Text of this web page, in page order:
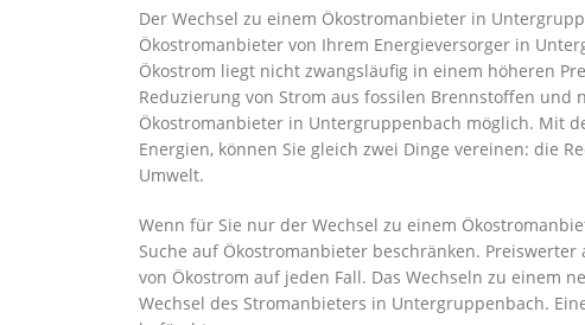
Der Wechsel zu einem Ökostromanbieter in
Ökostromanbieter von Ihrem Energieversorger in
Ökostrom liegt nicht zwangsläufig in einem höheren
Reduzierung von Strom aus fossilen Brennstoffen
Ökostromanbieter in Untergruppenbach möglich. Mit
Energien, können Sie gleich zwei Dinge vereinen: die
Umwelt.
Wenn für Sie nur der Wechsel zu einem
Suche auf Ökostromanbieter beschränken.
von Ökostrom auf jeden Fall. Das Wechseln zu einem
Wechsel des Stromanbieters in Untergruppenbach.